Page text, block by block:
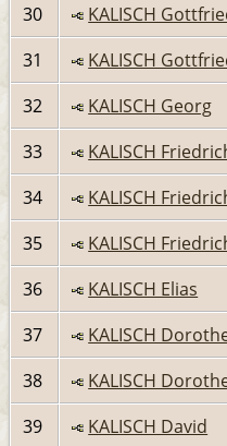
30
KALISCH
31
KALISCH
32
KALISCH Georg
33
KALISCH
34
KALISCH
35
KALISCH
36
KALISCH Elias
37
KALISCH
38
KALISCH
39
KALISCH David